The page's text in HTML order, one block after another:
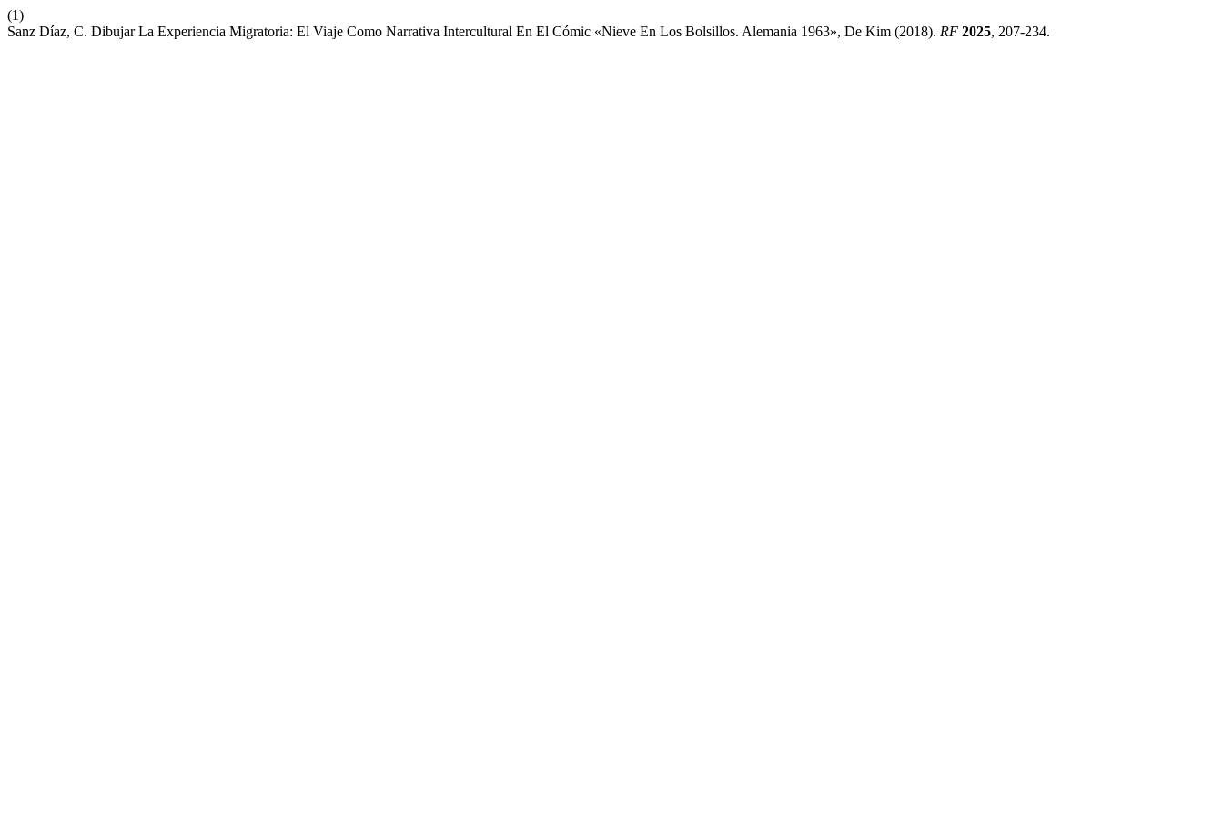
(1)
Sanz Díaz, C. Dibujar La Experiencia Migratoria: El Viaje Como Narrativa Intercultural En El Cómic «Nieve En Los Bolsillos. Alemania 1963», De Kim (2018). RF 2025, 207-234.